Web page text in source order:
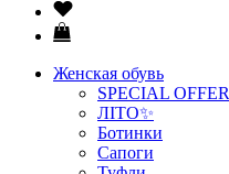
Женская обувь
SPECIAL OFFER
ЛІТО✨
Ботинки
Сапоги